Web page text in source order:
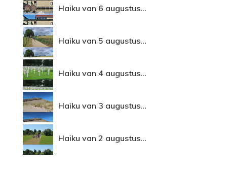
Haiku van 6 augustus...
Haiku van 5 augustus...
Haiku van 4 augustus...
Haiku van 3 augustus...
Haiku van 2 augustus...